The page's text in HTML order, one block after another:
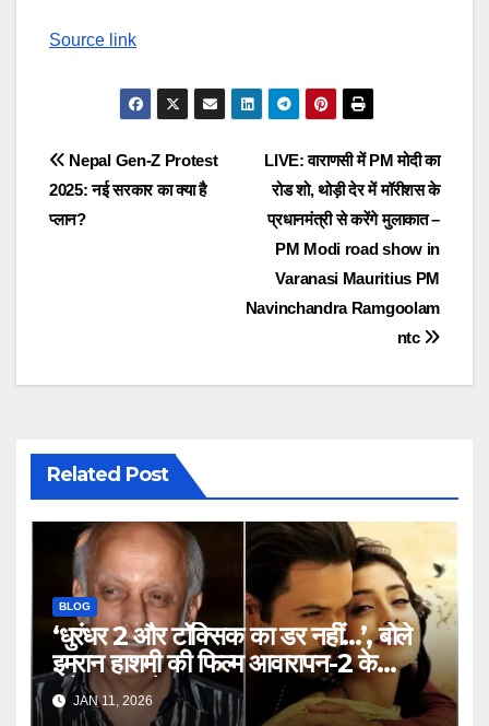
Source link
Post
navigation
LIVE: वाराणसी में PM मोदी का
रोड शो, थोड़ी देर में मॉरीशस के
प्रधानमंत्री से करेंगे मुलाकात –
PM Modi road show in
Varanasi Mauritius PM
Navinchandra Ramgoolam
ntc
Nepal Gen-Z Protest
2025: नई सरकार का क्या है
प्लान?
Related Post
BLOG
‘धुरंधर 2 और टॉक्सिक का डर नहीं…’, बोले
इमरान हाशमी की फिल्म आवारापन-2 के
प्रोड्यूसर मुकेश भट्ट – Mukesh
Bhatt on Emraan Hashmi
JAN 11, 2026